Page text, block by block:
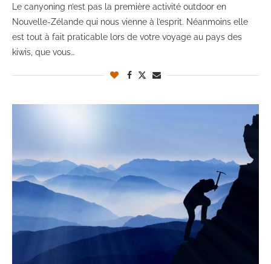
Le canyoning n’est pas la première activité outdoor en
Nouvelle-Zélande qui nous vienne à l’esprit. Néanmoins elle
est tout à fait praticable lors de votre voyage au pays des
kiwis, que vous…